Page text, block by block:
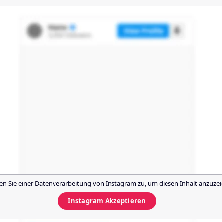
Sie einer Datenverarbeitung von Instagramzu, um diesen Inhalt
Instagram Akzeptieren